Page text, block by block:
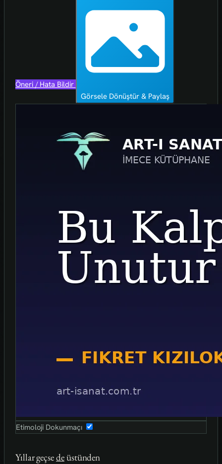
Öneri / Hata Bildir
Görsele Dönüştür & Paylaş
Etimoloji Dokunmaçı
Yıllar geçsedeüstünden